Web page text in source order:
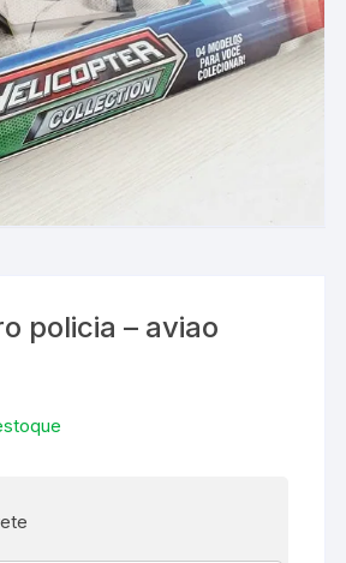
policia – aviao